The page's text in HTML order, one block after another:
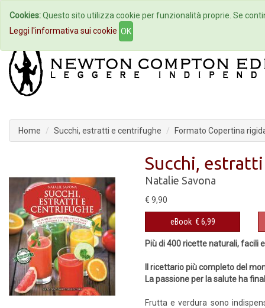
Home Autori Eventi
Home Succhi, estratti e centrifughe Formato Copertina
Succhi,
Natalie Savona
€ 9,90
eBook € 6,99
Più di 400 ricette naturali, facili
Il ricettario più completo del
La passione per la salute ha
Frutta e verdura sono
Cookies:Questo sito utilizza cookie per funzionalità proprie. Se
Leggi l'informativa sui cookie OK